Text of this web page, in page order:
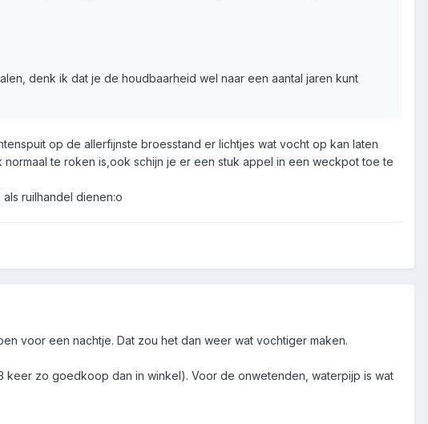
denk ik dat je de houdbaarheid wel naar een aantal jaren kunt
op de allerfijnste broesstand er lichtjes wat vocht op kan laten
te roken is,ook schijn je er een stuk appel in een weckpot toe te
ruilhandel dienen:o
voor een nachtje. Dat zou het dan weer wat vochtiger maken.
keer zo goedkoop dan in winkel). Voor de onwetenden, waterpijp is wat